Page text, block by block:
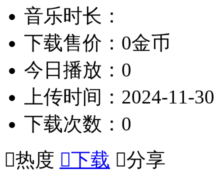
音乐时长：
下载售价：0金币
今日播放：0
上传时间：2024-11-30
下载次数：0
热度 下载 分享